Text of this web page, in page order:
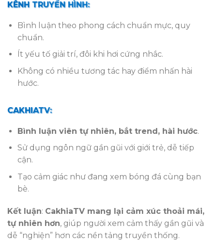
KÊNH TRUYỀN HÌNH:
Bình luận theo phong cách chuẩn mực, quy
chuẩn.
Ít yếu tố giải trí, đôi khi hơi cứng nhắc.
Không có nhiều tương tác hay điểm nhấn hài
hước.
CAKHIATV:
Bình luận viên tự nhiên, bắt trend, hài hước.
Sử dụng ngôn ngữ gần gũi với giới trẻ, dễ tiếp
cận.
Tạo cảm giác như đang xem bóng đá cùng bạn
bè.
Kết luận: CakhiaTV mang lại cảm xúc thoải mái,
tự nhiên hơn, giúp người xem cảm thấy gần gũi và
dễ “nghiện” hơn các nền tảng truyền thống.